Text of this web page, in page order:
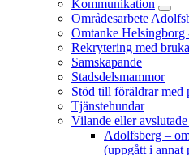
Kommunikation
Områdesarbete
Omtanke Helsingborg
Rekrytering med
Samskapande
Stadsdelsmammor
Stöd till föräldrar med
Tjänstehundar
Vilande eller
Adolfsberg –
(uppgått i annat